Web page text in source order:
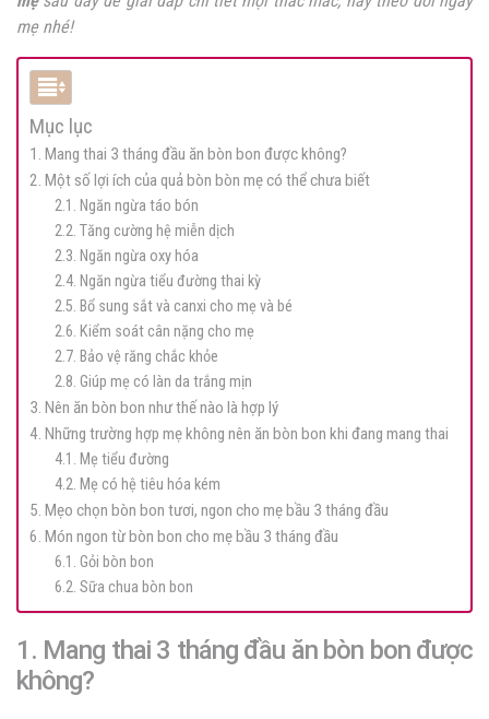
mẹ nhé!
Mục lục
1. Mang thai 3 tháng đầu ăn bòn bon được không?
2. Một số lợi ích của quả bòn bòn mẹ có thể chưa biết
2.1. Ngăn ngừa táo bón
2.2. Tăng cường hệ miễn dịch
2.3. Ngăn ngừa oxy hóa
2.4. Ngăn ngừa tiểu đường thai kỳ
2.5. Bổ sung sắt và canxi cho mẹ và bé
2.6. Kiểm soát cân nặng cho mẹ
2.7. Bảo vệ răng chắc khỏe
2.8. Giúp mẹ có làn da trắng mịn
3. Nên ăn bòn bon như thế nào là hợp lý
4. Những trường hợp mẹ không nên ăn bòn bon khi đang mang thai
4.1. Mẹ tiểu đường
4.2. Mẹ có hệ tiêu hóa kém
5. Mẹo chọn bòn bon tươi, ngon cho mẹ bầu 3 tháng đầu
6. Món ngon từ bòn bon cho mẹ bầu 3 tháng đầu
6.1. Gỏi bòn bon
6.2. Sữa chua bòn bon
1. Mang thai 3 tháng đầu ăn bòn bon được
không?